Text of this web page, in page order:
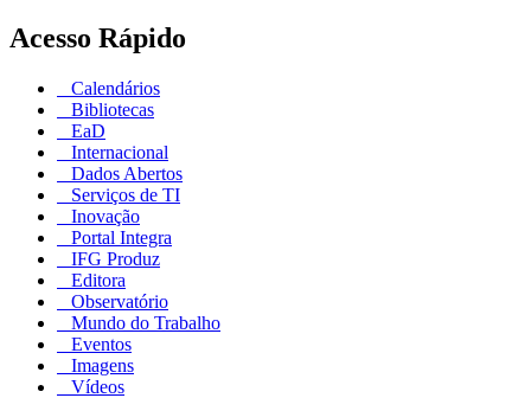
Acesso Rápido
Calendários
Bibliotecas
EaD
Internacional
Dados Abertos
Serviços de TI
Inovação
Portal Integra
IFG Produz
Editora
Observatório
Mundo do Trabalho
Eventos
Imagens
Vídeos